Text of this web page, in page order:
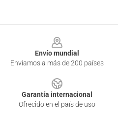
Envío mundial
Enviamos a más de 200 países
Garantía internacional
Ofrecido en el país de uso